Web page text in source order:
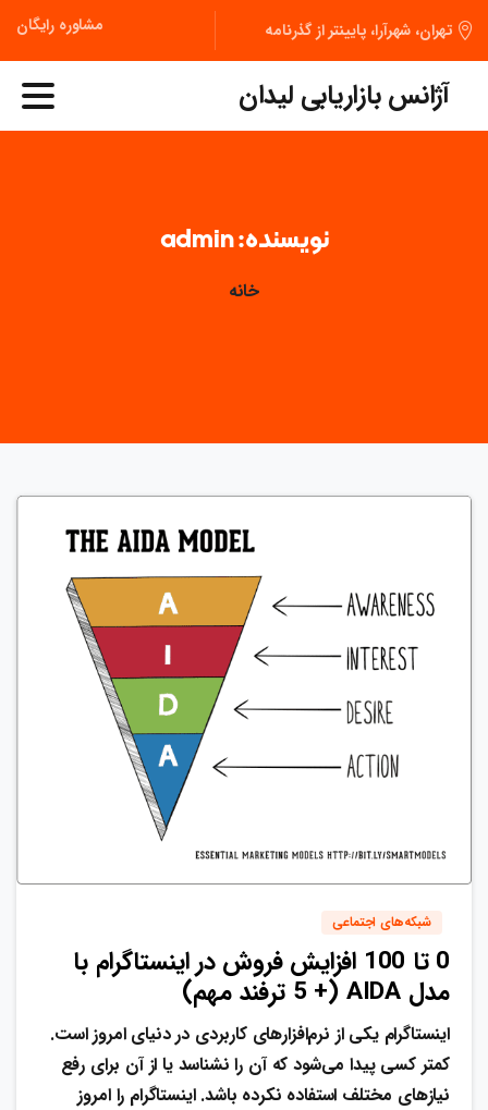
تهران، شهرآرا، پایینتر از گذرنامه مشاوره رایگان
آژانس بازاریابی لیدان
نویسنده:admin
خانه
شبکه‌های اجتماعی
0 تا 100 افزایش فروش در اینستاگرام با
مدل AIDA (+ 5 ترفند مهم)
اینستاگرام یکی از نرم‌افزارهای کاربردی در دنیای امروز است.
کمتر کسی پیدا می‌شود که آن را نشناسد یا از آن برای رفع
نیاز‌های مختلف استفاده نکرده باشد. اینستاگرام را امروز